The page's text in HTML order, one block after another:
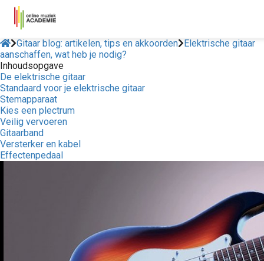
Gitaar blog: artikelen, tips en akkoorden
Elektrische gitaar
aanschaffen, wat heb je nodig?
Inhoudsopgave
De elektrische gitaar
Standaard voor je elektrische gitaar
Stemapparaat
Kies een plectrum
Veilig vervoeren
Gitaarband
Versterker en kabel
Effectenpedaal